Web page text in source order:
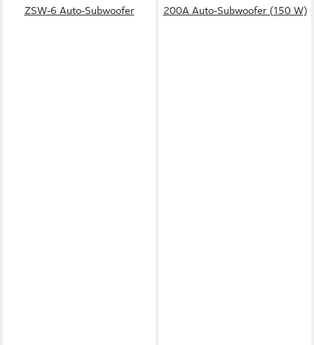
ZSW-6 Auto-Subwoofer
200A Auto-Subwoofer (150 W)